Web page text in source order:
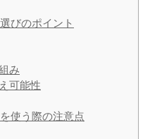
びのポイント
み
可能性
使う際の注意点